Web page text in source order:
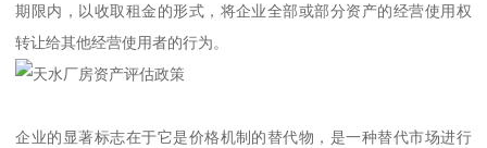
期限内，以收取租金的形式，将企业全部或部分资产的经营使用权
转让给其他经营使用者的行为。
企业的显著标志在于它是价格机制的替代物，是一种替代市场进行